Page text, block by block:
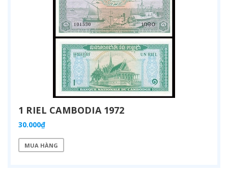
1 RIEL CAMBODIA 1972
30.000₫
MUA HÀNG